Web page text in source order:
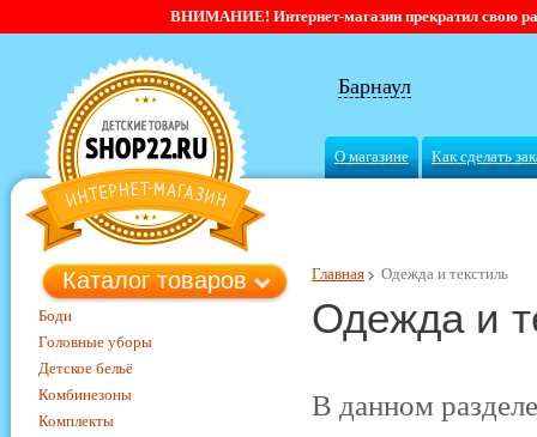
ВНИМАНИЕ! Интернет-магазин прекратил свою
Барнаул
О магазине Как сделать
Главная Одежда и текстиль
Одежда и
В данном
Каталог товаров
Боди
Головные уборы
Детское бельё
Комбинезоны
Комплекты